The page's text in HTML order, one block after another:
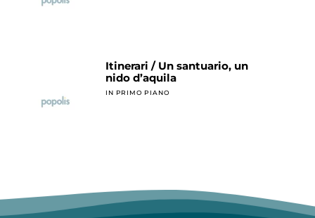
Itinerari / Un santuario, un
nido d’aquila
IN PRIMO PIANO